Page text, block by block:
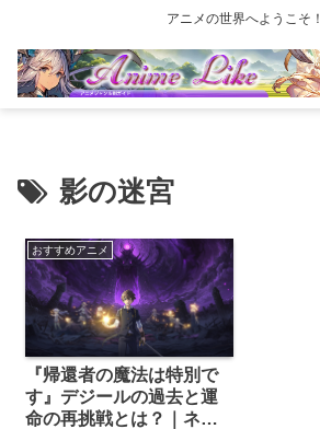
アニメの世界へようこそ！
影の迷宮
おすすめアニメ
『帰還者の魔法は特別で
す』デジールの過去と運
命の再挑戦とは？｜ネタ